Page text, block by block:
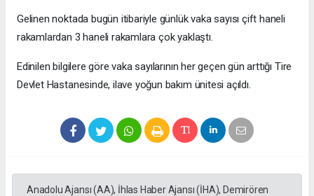
Gelinen noktada bugün itibariyle günlük vaka sayısı çift haneli
rakamlardan 3 haneli rakamlara çok yaklaştı.
Edinilen bilgilere göre vaka sayılarının her geçen gün arttığı Tire
Devlet Hastanesinde, ilave yoğun bakım ünitesi açıldı.
Anadolu Ajansı (AA), İhlas Haber Ajansı (İHA), Demirören